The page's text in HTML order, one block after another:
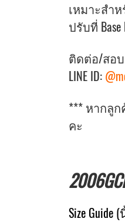
เหมาะสำ
ปรับที่ Base
ติดต่อ/สอ
LINE ID:
*** หากลู
คะ
Size Guide